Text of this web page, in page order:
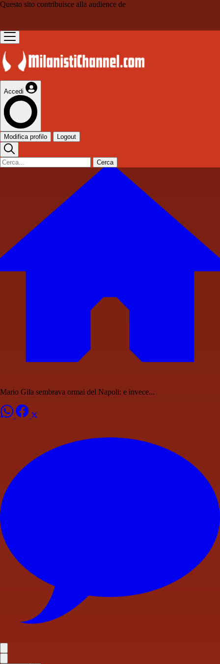
Questo sito contribuisce alla audience de
Accedi
Modifica profilo Logout
Cerca
Mario Gila sembrava ormai del Napoli: e invece...